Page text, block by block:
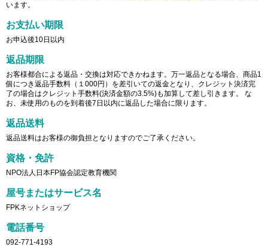
います。
お支払い期限
お申込後10日以内
返品期限
お客様都合による返品・交換は対応できかねます。万一返品となる場合、商品1
個につき返品手数料（１000円）を差引いての返金となり、クレジット決済完
了の場合はクレジット手数料(決済金額の3.5%)も加算して差し引きます。 な
お、未使用のものを到着後7日以内に返品した場合に限ります。
返品送料
返品送料はお客様の御負担となりますのでご了承ください。
資格・免許
NPO法人日本FP協会認定教育機関
屋号またはサービス名
FPKネットショップ
電話番号
092-771-4193